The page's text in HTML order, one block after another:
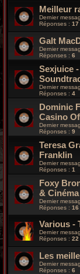
Meilleur
Dernier
Réponses : 17
Galt
Dernier
Réponses : 6
Sexjuice
Dernier
Réponses : 4
Dominic
Casino
Dernier
Réponses : 9
Teresa
Franklin
Dernier
Réponses : 1
Foxy
&
Dernier
Réponses : 16
Various -
Dernier
Réponses : 22
Les
Dernier
Réponses : 6